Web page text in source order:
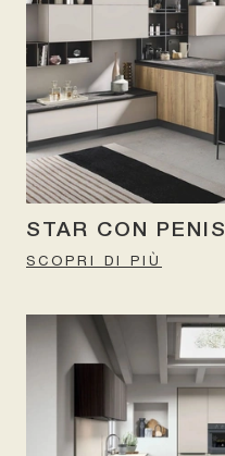
STAR CON
SCOPRI DI PIÙ